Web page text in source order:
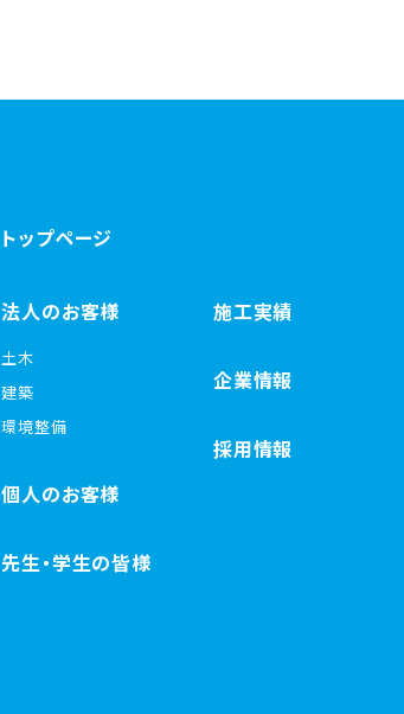
トップページ
法人のお客様
土木
建築
環境整備
個人のお客様
先生・学生の皆様
施工実績
企業情報
採用情報